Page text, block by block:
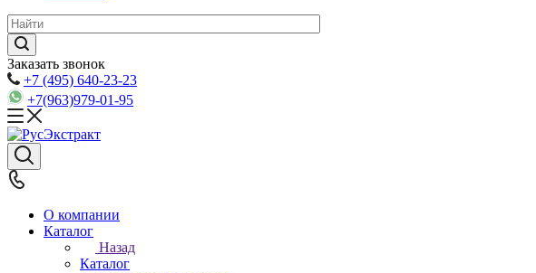
Заказать звонок
+7 (495) 640-23-23
+7(963)979-01-95
О компании
Каталог
Назад
Каталог